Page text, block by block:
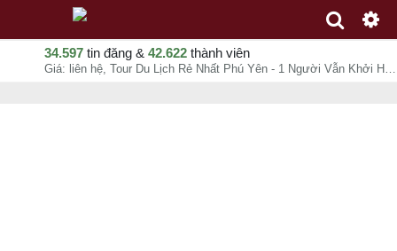
34.597 tin đăng & 42.622 thành viên
Giá: liên hệ, Tour Du Lịch Rẻ Nhất Phú Yên - 1 Người Vẫn Khởi Hành, 0972753682, chuyên mục Tour du lịch trong nước tại Tuy Hòa - Phú Yên - 07-08-2026 00:38:51